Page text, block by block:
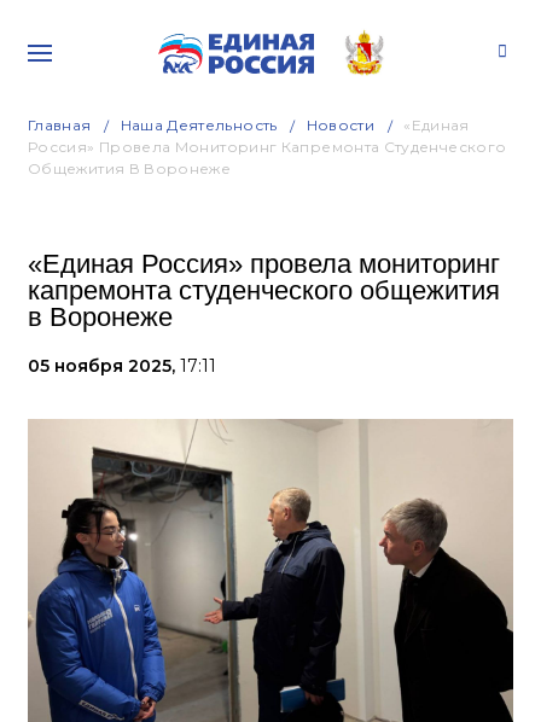
Главная Наша Деятельность Новости
«Единая
Россия» Провела Мониторинг Капремонта Студенческого
Общежития В Воронеже
«Единая Россия» провела мониторинг
капремонта студенческого общежития
в Воронеже
05 ноября 2025, 17:11